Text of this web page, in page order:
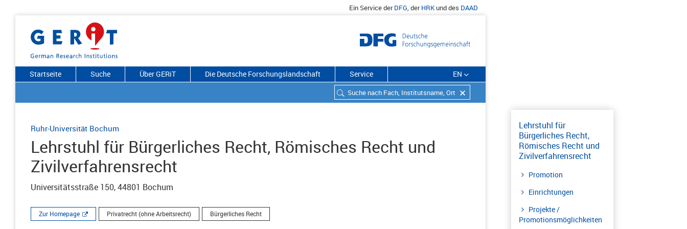
Ein Service derDFG, derHRKund des DAAD
Startseite Suche Über GERiT Die Deutsche Forschungslandschaft Service EN
Lehrstuhl für
Bürgerliches Recht,
Römisches Recht und
Zivilverfahrensrecht
Promotion
Einrichtungen
Projekte /
Promotionsmöglichkeiten
Ruhr-Universität Bochum
Lehrstuhl für Bürgerliches Recht, Römisches Recht und
Zivilverfahrensrecht
Universitätsstraße 150, 44801 Bochum
Zur Homepage Privatrecht (ohne Arbeitsrecht) Bürgerliches Recht